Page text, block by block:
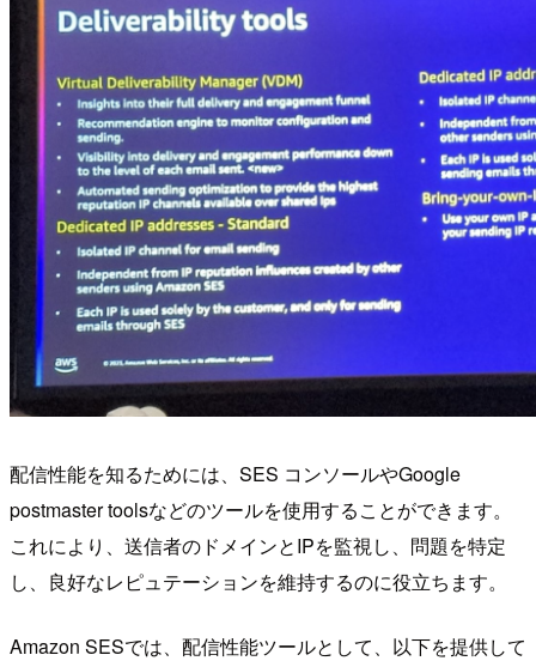
配信性能を知るためには、SES コンソールやGoogle
postmaster toolsなどのツールを使用することができます。
これにより、送信者のドメインとIPを監視し、問題を特定
し、良好なレピュテーションを維持するのに役立ちます。
Amazon SESでは、配信性能ツールとして、以下を提供して